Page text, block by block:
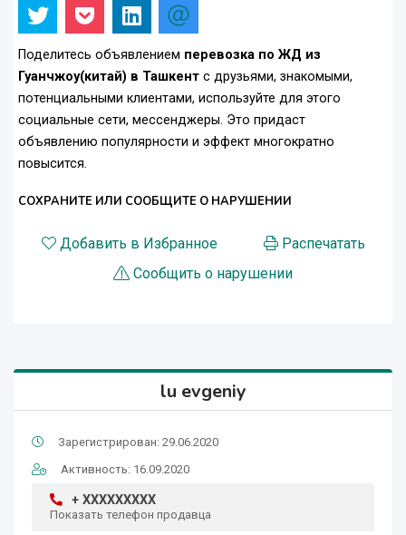
Поделитесь объявлением перевозка по ЖД из
Гуанчжоу(китай) в Ташкент с друзьями, знакомыми,
потенциальными клиентами, используйте для этого
социальные сети, мессенджеры. Это придаст
объявлению популярности и эффект многократно
повысится.
СОХРАНИТЕ ИЛИ СООБЩИТЕ О НАРУШЕНИИ
Добавить в Избранное
Распечатать
Сообщить о нарушении
lu evgeniy
Зарегистрирован: 29.06.2020
Активность: 16.09.2020
+ XXXXXXXXX
Показать телефон продавца